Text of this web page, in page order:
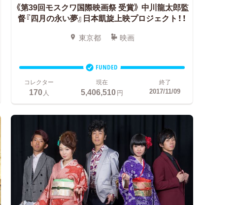
《第39回モスクワ国際映画祭 受賞》 中川龍太郎監
督『四月の永い夢』日本凱旋上映プロジェクト！！
東京都 映画
FUNDED
コレクター
170人
現在
5,406,510円
終了
2017/11/09